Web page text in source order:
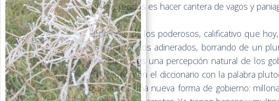
desfavorecidos es hacer cantera de vagos y
El dominio de los poderosos, calificativo que
similitud con los adinerados, borrando de un
el intelecto, es una percepción natural de los
su acepción en el diccionario con la palabra
que añadir una nueva forma de gobierno: